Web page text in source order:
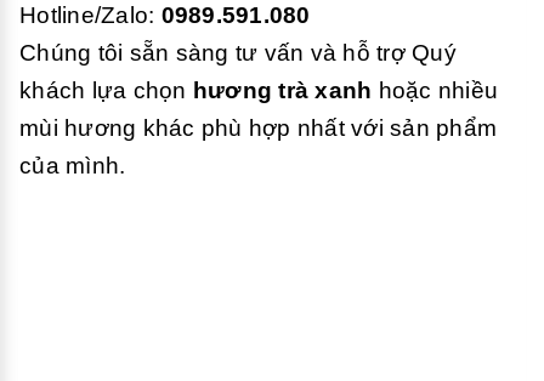
Hotline/Zalo: 0989.591.080
Chúng tôi sẵn sàng tư vấn và hỗ trợ Quý
khách lựa chọn hương trà xanh hoặc nhiều
mùi hương khác phù hợp nhất với sản phẩm
của mình.